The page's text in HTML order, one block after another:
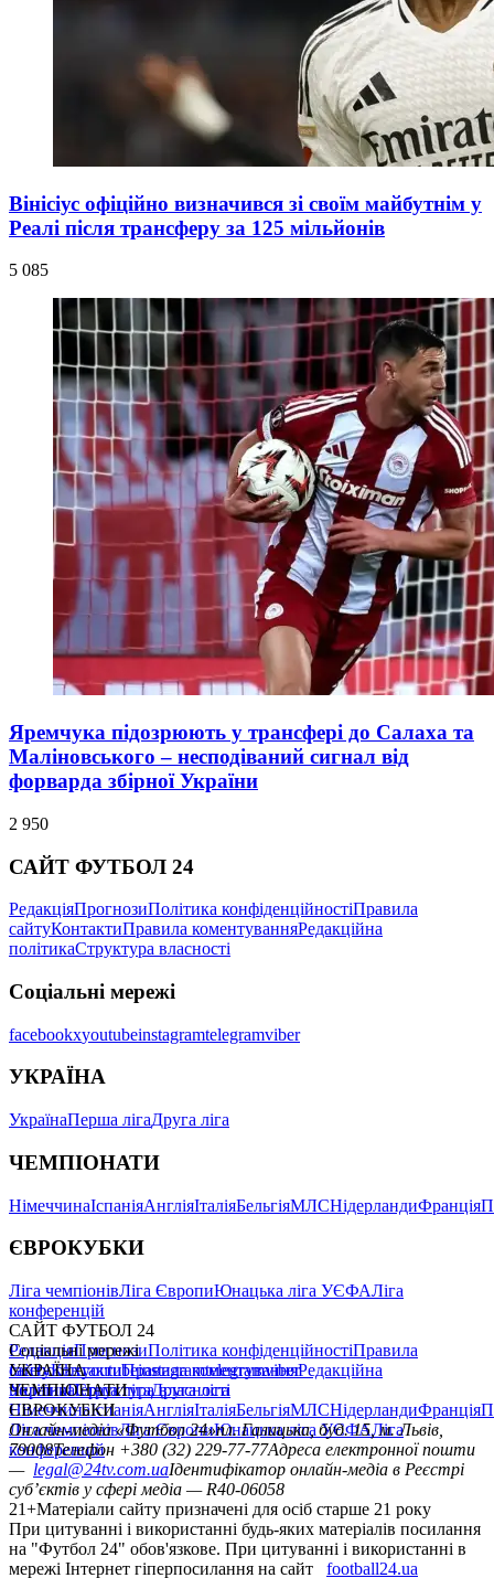
Вінісіус офіційно визначився зі своїм майбутнім у
Реалі після трансферу за 125 мільйонів
5 085
Яремчука підозрюють у трансфері до Салаха та
Маліновського – несподіваний сигнал від
форварда збірної України
2 950
САЙТ ФУТБОЛ 24
РедакціяПрогнозиПолітика конфіденційностіПравила
сайтуКонтактиПравила коментуванняРедакційна
політикаСтруктура власності
Соціальні мережі
facebookxyoutubeinstagramtelegramviber
УКРАЇНА
УкраїнаПерша лігаДруга ліга
ЧЕМПІОНАТИ
НімеччинаІспаніяАнгліяІталіяБельгіяМЛСНідерландиФранція
ЄВРОКУБКИ
Ліга чемпіонівЛіга ЄвропиЮнацька ліга УЄФАЛіга
конференцій
САЙТ ФУТБОЛ 24
РедакціяПрогнозиПолітика конфіденційностіПравила
сайтуКонтактиПравила коментуванняРедакційна
політикаСтруктура власності
Соціальні мережі
facebookxyoutubeinstagramtelegramviber
УКРАЇНА
УкраїнаПерша лігаДруга ліга
ЧЕМПІОНАТИ
НімеччинаІспаніяАнгліяІталіяБельгіяМЛСНідерландиФранція
ЄВРОКУБКИ
Ліга чемпіонівЛіга ЄвропиЮнацька ліга УЄФАЛіга
конференцій
Онлайн-медіа «Футбол 24»пл. Галицька, буд. 15, м. Львів,
79008Телефон +380 (32) 229-77-77Адреса електронної пошти
— legal@24tv.com.uaІдентифікатор онлайн-медіа в Реєстрі
суб’єктів у сфері медіа — R40-06058
21+Матеріали сайту призначені для осіб старше 21 року
При цитуванні і використанні будь-яких матеріалів посилання
на "Футбол 24" обов'язкове. При цитуванні і використанні в
мережі Інтернет гіперпосилання на сайт
football24.ua